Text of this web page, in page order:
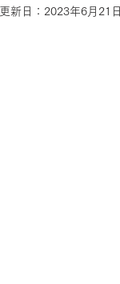
更新日： 2023年6月21日